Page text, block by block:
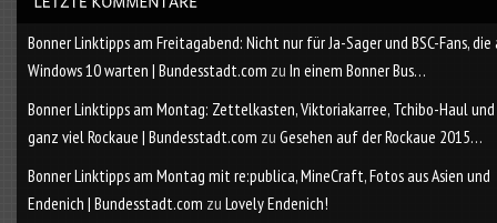
Bonner Linktipps am Freitagabend: Nicht nur für Ja-Sager und BSC-Fans,
Windows 10 warten | Bundesstadt.com zu In einem Bonner Bus…
Bonner Linktipps am Montag: Zettelkasten, Viktoriakarree, Tchibo-Haul und
ganz viel Rockaue | Bundesstadt.com zu Gesehen auf der Rockaue 2015…
Bonner Linktipps am Montag mit re:publica, MineCraft, Fotos aus Asien und
Endenich | Bundesstadt.com zu Lovely Endenich!